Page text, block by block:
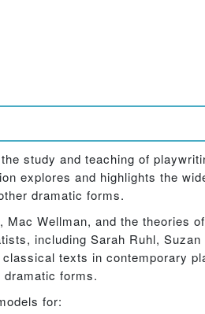
study and teaching of
explores and highlights the
dramatic forms.
Wellman, and the theories
including Sarah Ruhl,
texts in contemporary
dramatic forms.
for: